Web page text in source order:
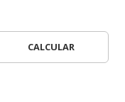
CALCULAR